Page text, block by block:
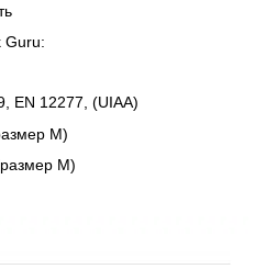
Guru:
EN 12277, (UIAA)
М)
М)